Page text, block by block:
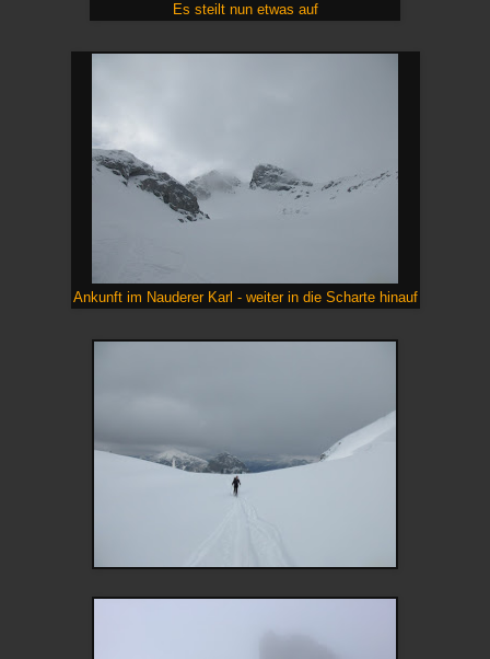
Es steilt nun etwas auf
Ankunft im Nauderer Karl - weiter in die Scharte hinauf